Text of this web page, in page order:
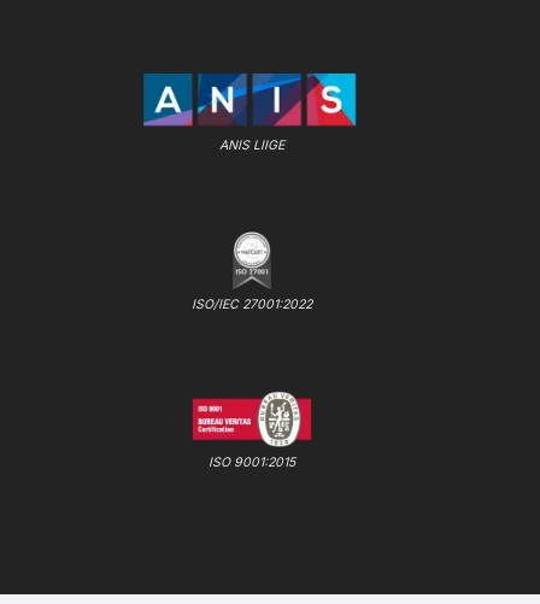
ANIS LIIGE
ISO/IEC 27001:2022
ISO 9001:2015